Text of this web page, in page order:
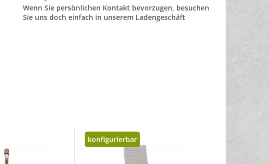
Wenn Sie persönlichen Kontakt bevorzugen, besuchen
Sie uns doch einfach in unserem Ladengeschäft
konfigurierbar